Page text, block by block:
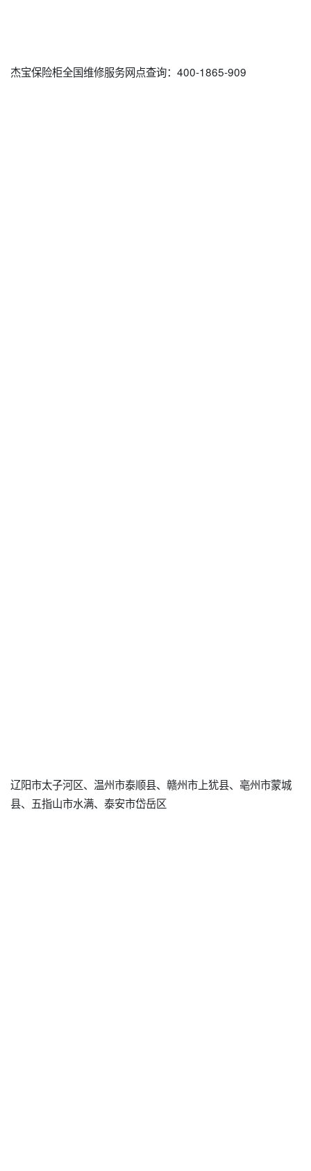
杰宝保险柜全国维修服务网点查询：400-1865-909
辽阳市太子河区、温州市泰顺县、赣州市上犹县、亳州市蒙城
县、五指山市水满、泰安市岱岳区